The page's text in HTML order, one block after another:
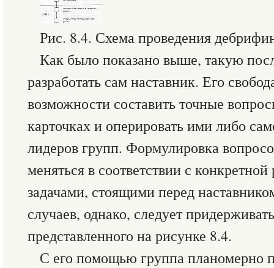
Рис. 8.4. Схема проведения
Как было показано выше, такую
разработать сам наставник. Его
возможности составить точные
карточках и оперировать ими либо
лидеров групп. Формулировка
меняться в соответствии с
задачами, стоящими перед
случаев, однако, следует
представленного на рисунке 8.4.
С его помощью группа планомерно